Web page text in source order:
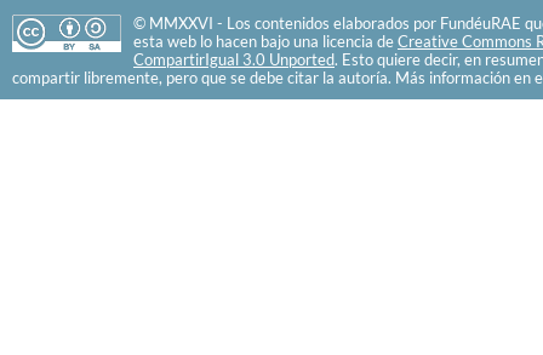
© MMXXVI - Los contenidos elaborados por FundéuRAE
esta web lo hacen bajo una licencia de Creative Commons
CompartirIgual 3.0 Unported. Esto quiere decir, en
compartir libremente, pero que se debe citar la autoría. Más información en